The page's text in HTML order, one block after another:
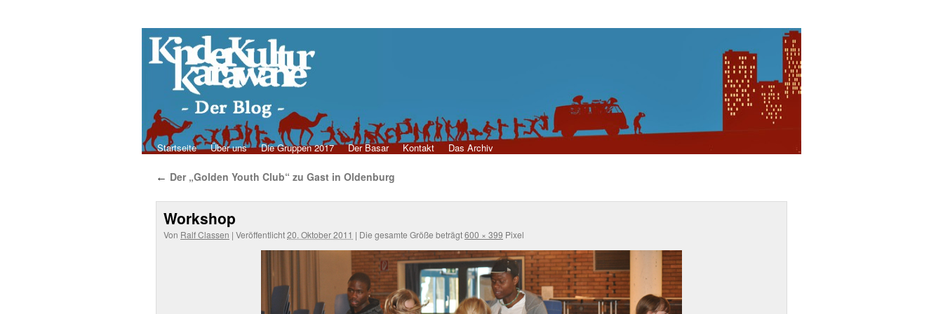
Der Blog
Zum
Inhalt
Startseite Über uns Die Gruppen 2017 Der Basar Kontakt Das Archiv
← Der „Golden Youth Club“ zu Gast in Oldenburg
Workshop
Von Ralf Classen | Veröffentlicht20. Oktober 2011 | Die gesamte Größe beträgt600 × 399 Pixel